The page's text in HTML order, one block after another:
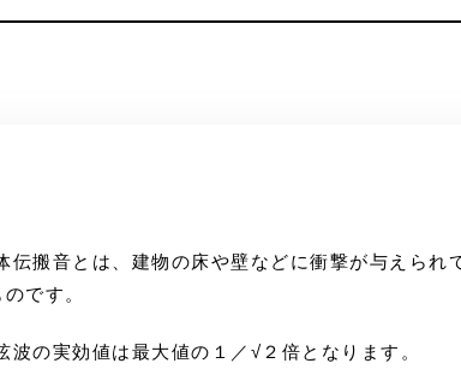
伝搬音とは、建物の床や壁などに衝撃が与えられ
です。
波の実効値は最大値の１／√２倍となります。